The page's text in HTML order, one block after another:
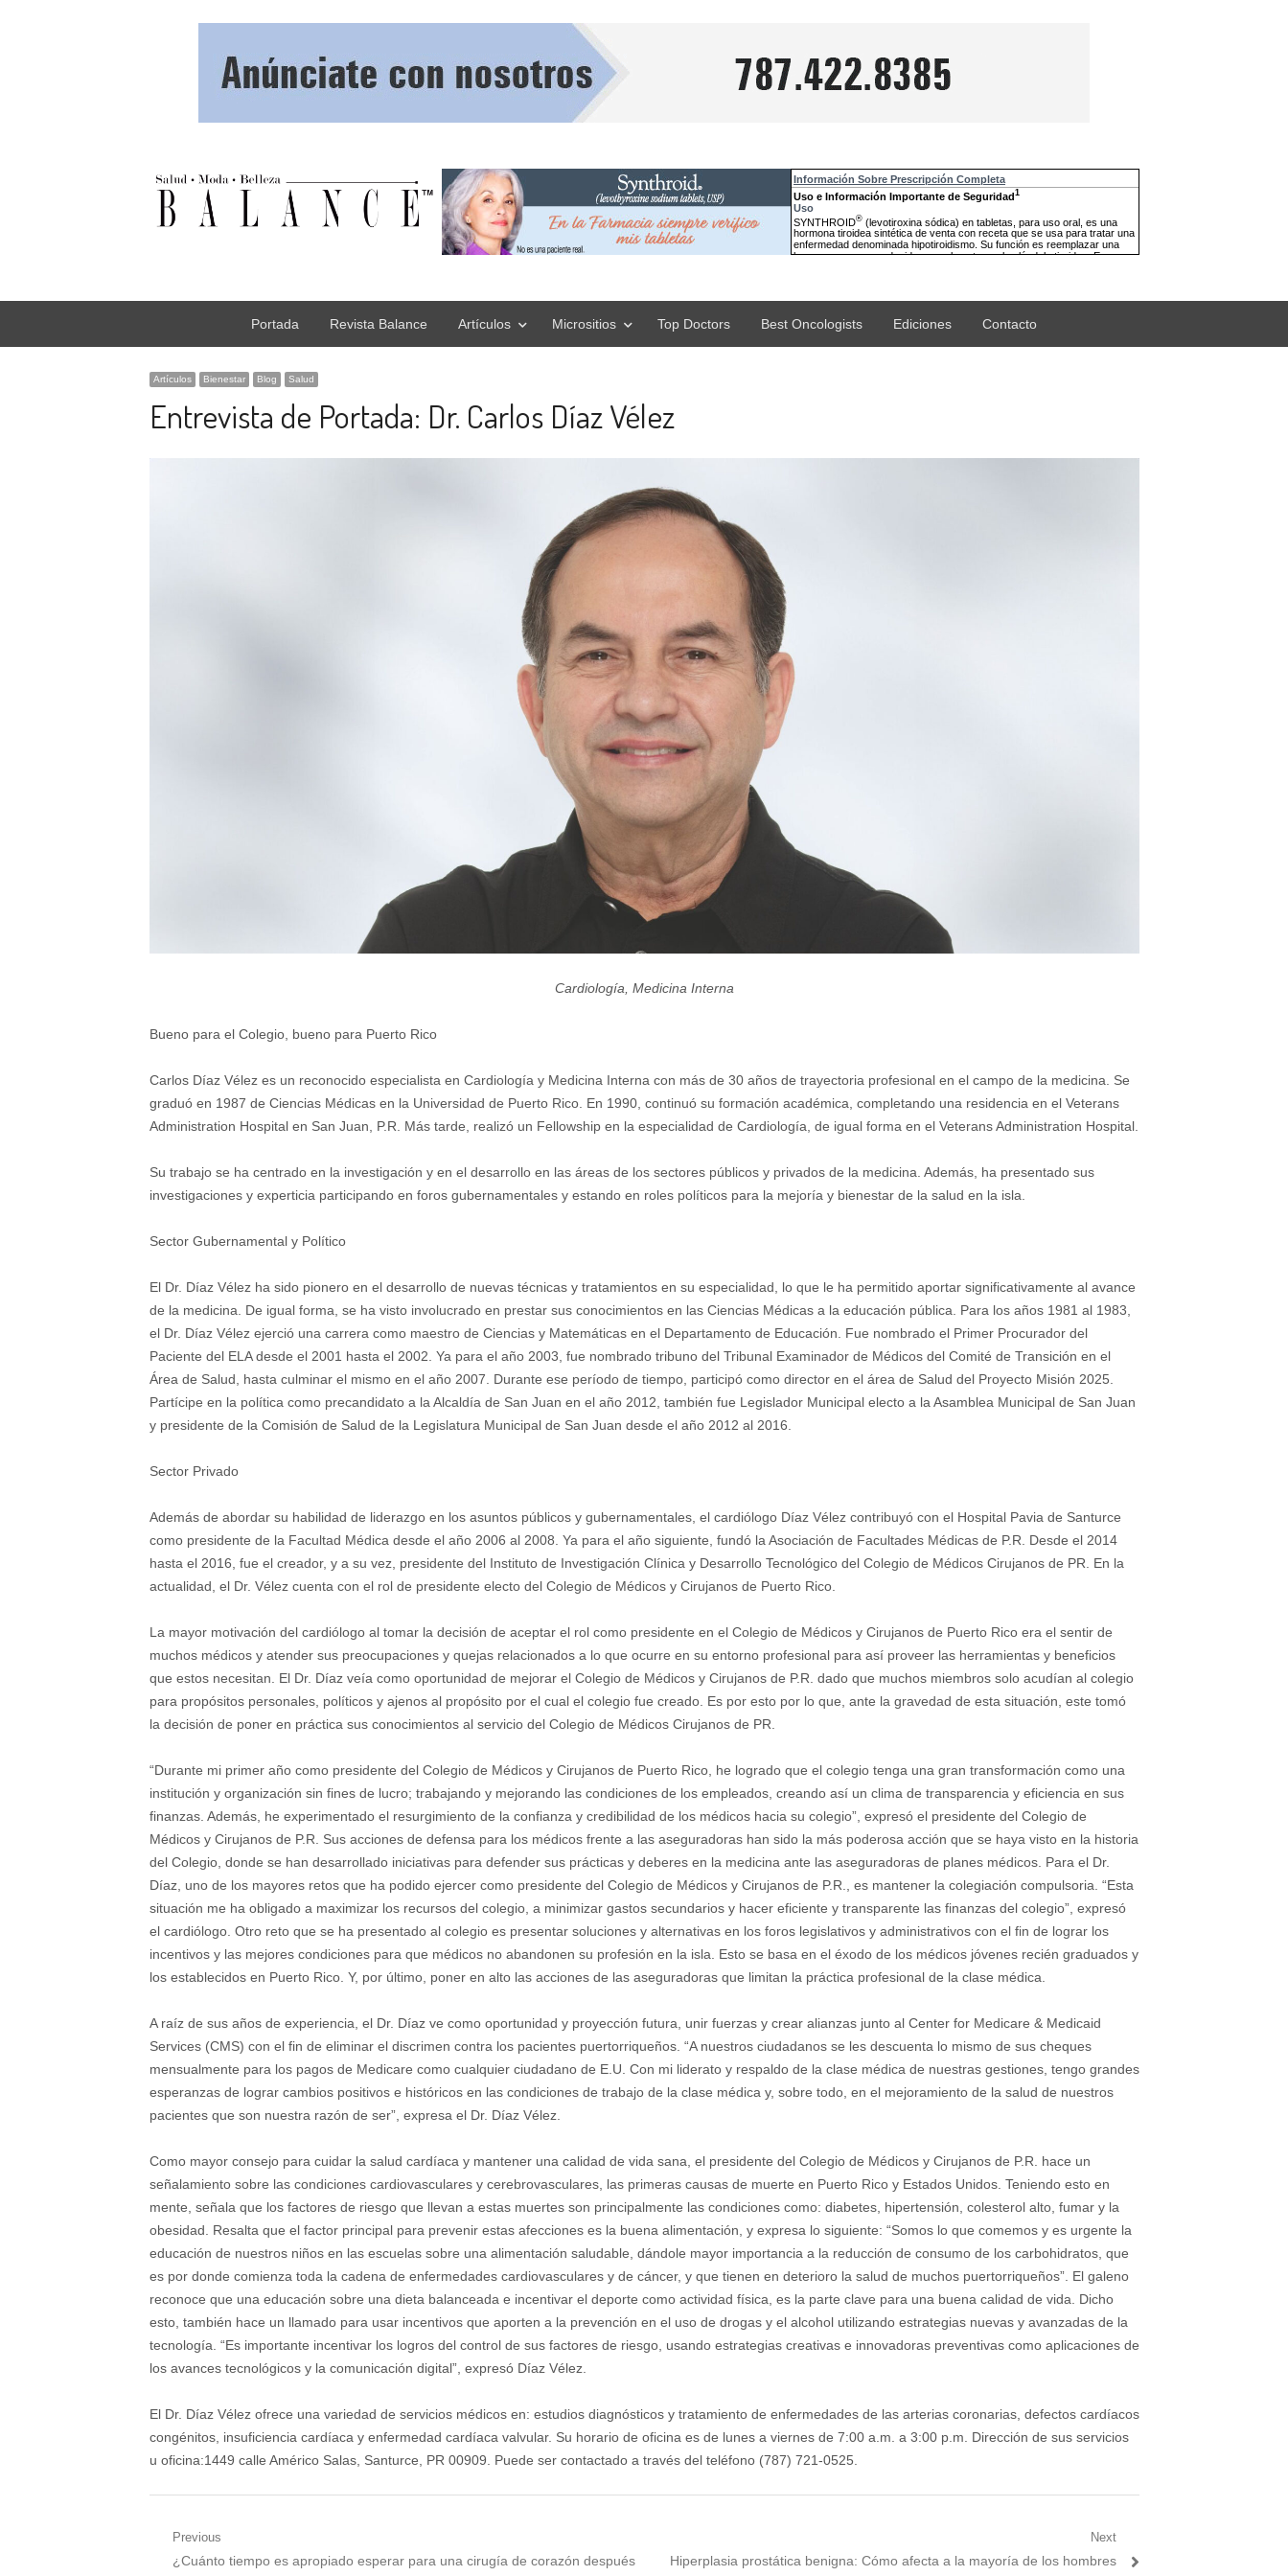
Portada Revista Balance Artículos Micrositios Top Doctors Best Oncologists Ediciones Contacto
Artículos Bienestar Blog Salud
Entrevista de Portada: Dr. Carlos Díaz Vélez
Cardiología, Medicina Interna
Bueno para el Colegio, bueno para Puerto Rico
Carlos Díaz Vélez es un reconocido especialista en Cardiología y Medicina Interna con más de 30 años de trayectoria profesional en el campo de la medicina. Se
graduó en 1987 de Ciencias Médicas en la Universidad de Puerto Rico. En 1990, continuó su formación académica, completando una residencia en el Veterans
Administration Hospital en San Juan, P.R. Más tarde, realizó un Fellowship en la especialidad de Cardiología, de igual forma en el Veterans Administration Hospital.
Su trabajo se ha centrado en la investigación y en el desarrollo en las áreas de los sectores públicos y privados de la medicina. Además, ha presentado sus
investigaciones y experticia participando en foros gubernamentales y estando en roles políticos para la mejoría y bienestar de la salud en la isla.
Sector Gubernamental y Político
El Dr. Díaz Vélez ha sido pionero en el desarrollo de nuevas técnicas y tratamientos en su especialidad, lo que le ha permitido aportar significativamente al avance
de la medicina. De igual forma, se ha visto involucrado en prestar sus conocimientos en las Ciencias Médicas a la educación pública. Para los años 1981 al 1983,
el Dr. Díaz Vélez ejerció una carrera como maestro de Ciencias y Matemáticas en el Departamento de Educación. Fue nombrado el Primer Procurador del
Paciente del ELA desde el 2001 hasta el 2002. Ya para el año 2003, fue nombrado tribuno del Tribunal Examinador de Médicos del Comité de Transición en el
Área de Salud, hasta culminar el mismo en el año 2007. Durante ese período de tiempo, participó como director en el área de Salud del Proyecto Misión 2025.
Partícipe en la política como precandidato a la Alcaldía de San Juan en el año 2012, también fue Legislador Municipal electo a la Asamblea Municipal de San Juan
y presidente de la Comisión de Salud de la Legislatura Municipal de San Juan desde el año 2012 al 2016.
Sector Privado
Además de abordar su habilidad de liderazgo en los asuntos públicos y gubernamentales, el cardiólogo Díaz Vélez contribuyó con el Hospital Pavia de Santurce
como presidente de la Facultad Médica desde el año 2006 al 2008. Ya para el año siguiente, fundó la Asociación de Facultades Médicas de P.R. Desde el 2014
hasta el 2016, fue el creador, y a su vez, presidente del Instituto de Investigación Clínica y Desarrollo Tecnológico del Colegio de Médicos Cirujanos de PR. En la
actualidad, el Dr. Vélez cuenta con el rol de presidente electo del Colegio de Médicos y Cirujanos de Puerto Rico.
La mayor motivación del cardiólogo al tomar la decisión de aceptar el rol como presidente en el Colegio de Médicos y Cirujanos de Puerto Rico era el sentir de
muchos médicos y atender sus preocupaciones y quejas relacionados a lo que ocurre en su entorno profesional para así proveer las herramientas y beneficios
que estos necesitan. El Dr. Díaz veía como oportunidad de mejorar el Colegio de Médicos y Cirujanos de P.R. dado que muchos miembros solo acudían al colegio
para propósitos personales, políticos y ajenos al propósito por el cual el colegio fue creado. Es por esto por lo que, ante la gravedad de esta situación, este tomó
la decisión de poner en práctica sus conocimientos al servicio del Colegio de Médicos Cirujanos de PR.
“Durante mi primer año como presidente del Colegio de Médicos y Cirujanos de Puerto Rico, he logrado que el colegio tenga una gran transformación como una
institución y organización sin fines de lucro; trabajando y mejorando las condiciones de los empleados, creando así un clima de transparencia y eficiencia en sus
finanzas. Además, he experimentado el resurgimiento de la confianza y credibilidad de los médicos hacia su colegio”, expresó el presidente del Colegio de
Médicos y Cirujanos de P.R. Sus acciones de defensa para los médicos frente a las aseguradoras han sido la más poderosa acción que se haya visto en la historia
del Colegio, donde se han desarrollado iniciativas para defender sus prácticas y deberes en la medicina ante las aseguradoras de planes médicos. Para el Dr.
Díaz, uno de los mayores retos que ha podido ejercer como presidente del Colegio de Médicos y Cirujanos de P.R., es mantener la colegiación compulsoria. “Esta
situación me ha obligado a maximizar los recursos del colegio, a minimizar gastos secundarios y hacer eficiente y transparente las finanzas del colegio”, expresó
el cardiólogo. Otro reto que se ha presentado al colegio es presentar soluciones y alternativas en los foros legislativos y administrativos con el fin de lograr los
incentivos y las mejores condiciones para que médicos no abandonen su profesión en la isla. Esto se basa en el éxodo de los médicos jóvenes recién graduados y
los establecidos en Puerto Rico. Y, por último, poner en alto las acciones de las aseguradoras que limitan la práctica profesional de la clase médica.
A raíz de sus años de experiencia, el Dr. Díaz ve como oportunidad y proyección futura, unir fuerzas y crear alianzas junto al Center for Medicare & Medicaid
Services (CMS) con el fin de eliminar el discrimen contra los pacientes puertorriqueños. “A nuestros ciudadanos se les descuenta lo mismo de sus cheques
mensualmente para los pagos de Medicare como cualquier ciudadano de E.U. Con mi liderato y respaldo de la clase médica de nuestras gestiones, tengo grandes
esperanzas de lograr cambios positivos e históricos en las condiciones de trabajo de la clase médica y, sobre todo, en el mejoramiento de la salud de nuestros
pacientes que son nuestra razón de ser”, expresa el Dr. Díaz Vélez.
Como mayor consejo para cuidar la salud cardíaca y mantener una calidad de vida sana, el presidente del Colegio de Médicos y Cirujanos de P.R. hace un
señalamiento sobre las condiciones cardiovasculares y cerebrovasculares, las primeras causas de muerte en Puerto Rico y Estados Unidos. Teniendo esto en
mente, señala que los factores de riesgo que llevan a estas muertes son principalmente las condiciones como: diabetes, hipertensión, colesterol alto, fumar y la
obesidad. Resalta que el factor principal para prevenir estas afecciones es la buena alimentación, y expresa lo siguiente: “Somos lo que comemos y es urgente la
educación de nuestros niños en las escuelas sobre una alimentación saludable, dándole mayor importancia a la reducción de consumo de los carbohidratos, que
es por donde comienza toda la cadena de enfermedades cardiovasculares y de cáncer, y que tienen en deterioro la salud de muchos puertorriqueños”. El galeno
reconoce que una educación sobre una dieta balanceada e incentivar el deporte como actividad física, es la parte clave para una buena calidad de vida. Dicho
esto, también hace un llamado para usar incentivos que aporten a la prevención en el uso de drogas y el alcohol utilizando estrategias nuevas y avanzadas de la
tecnología. “Es importante incentivar los logros del control de sus factores de riesgo, usando estrategias creativas e innovadoras preventivas como aplicaciones de
los avances tecnológicos y la comunicación digital”, expresó Díaz Vélez.
El Dr. Díaz Vélez ofrece una variedad de servicios médicos en: estudios diagnósticos y tratamiento de enfermedades de las arterias coronarias, defectos cardíacos
congénitos, insuficiencia cardíaca y enfermedad cardíaca valvular. Su horario de oficina es de lunes a viernes de 7:00 a.m. a 3:00 p.m. Dirección de sus servicios
u oficina:1449 calle Américo Salas, Santurce, PR 00909. Puede ser contactado a través del teléfono (787) 721-0525.
PostPrevious
Previous
¿Cuánto tiempo es apropiado esperar para una cirugía de corazón después
Next
Next
Hiperplasia prostática benigna: Cómo afecta a la mayoría de los hombres